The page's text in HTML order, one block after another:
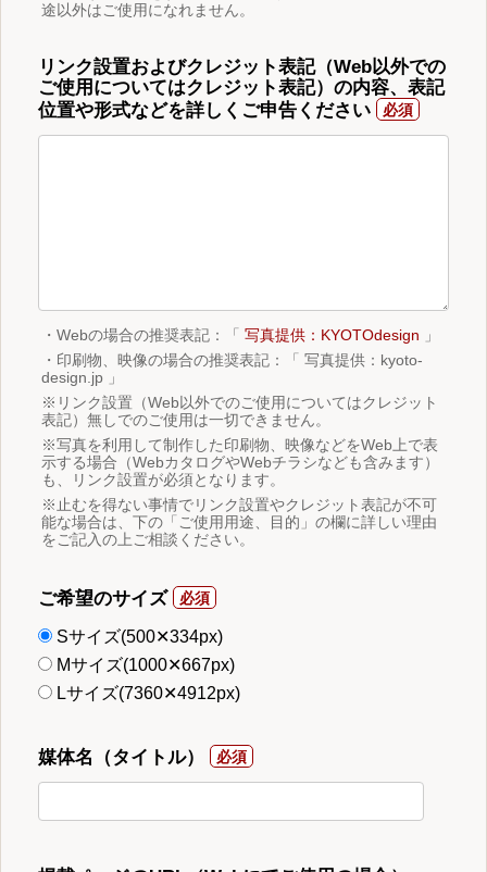
途以外はご使用になれません。
リンク設置およびクレジット表記（Web以外での
ご使用についてはクレジット表記）の内容、表記
位置や形式などを詳しくご申告ください
・Webの場合の推奨表記：「 写真提供：KYOTOdesign 」
・印刷物、映像の場合の推奨表記：「 写真提供：kyoto-
design.jp 」
※リンク設置（Web以外でのご使用についてはクレジット
表記）無しでのご使用は一切できません。
※写真を利用して制作した印刷物、映像などをWeb上で表
示する場合（WebカタログやWebチラシなども含みます）
も、リンク設置が必須となります。
※止むを得ない事情でリンク設置やクレジット表記が不可
能な場合は、下の「ご使用用途、目的」の欄に詳しい理由
をご記入の上ご相談ください。
ご希望のサイズ
Sサイズ(500✕334px)
Mサイズ(1000✕667px)
Lサイズ(7360✕4912px)
媒体名（タイトル）